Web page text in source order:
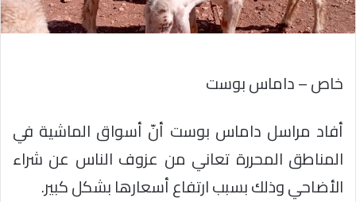
خاص – داماس بوست
أفاد مراسل داماس بوست أنّ أسواق الماشية في
المناطق المحررة تعاني من عزوف الناس عن شراء
الأضاحي وذلك بسبب ارتفاع أسعارها بشكل كبير.